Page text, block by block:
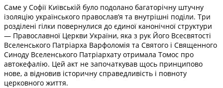
Саме у Софії Київській було подолано багаторічну штучну
ізоляцію українського православ’я та внутрішні поділи. Три
розділені гілки повернулися до єдиної канонічної структури
— Православної Церкви України, яка з рук Його Всесвятості
Вселенського Патріарха Варфоломія та Святого і Священного
Синоду Вселенського Патріархату отримала Томос про
автокефалію. Цей акт не започаткував щось принципово
нове, а відновив історичну справедливість і повноту
церковного життя.